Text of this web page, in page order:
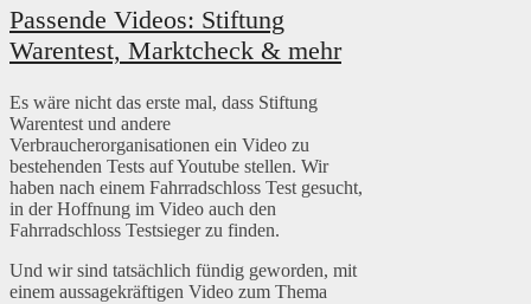
Passende Videos: Stiftung
Warentest, Marktcheck & mehr
Es wäre nicht das erste mal, dass Stiftung
Warentest und andere
Verbraucherorganisationen ein Video zu
bestehenden Tests auf Youtube stellen. Wir
haben nach einem Fahrradschloss Test gesucht,
in der Hoffnung im Video auch den
Fahrradschloss Testsieger zu finden.
Und wir sind tatsächlich fündig geworden, mit
einem aussagekräftigen Video zum Thema